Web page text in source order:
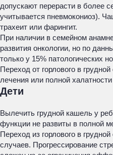
допускают перерасти в более
учитывается пневмокониоз).
трахеит или фарингит.
При наличии в семейном
развития онкологии, но по
только у 15% патологических
Переход от горлового в
лечения или полной
Дети
Вылечить грудной кашель у
функции не развиты в полной
Переход из горлового в
случаев. Прогрессирование